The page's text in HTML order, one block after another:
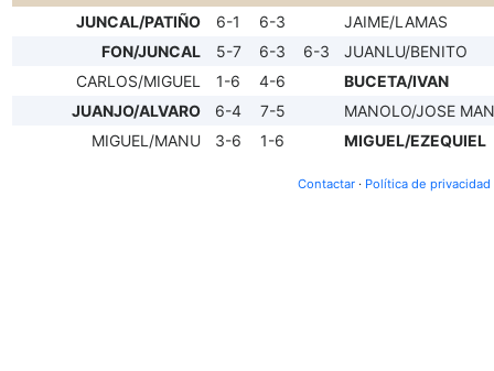
JUNCAL/PATIÑO
6-1 6-3
JAIME/LAMAS
FON/JUNCAL
5-7 6-3 6-3
JUANLU/BENITO
CARLOS/MIGUEL
1-6 4-6
BUCETA/IVAN
JUANJO/ALVARO
6-4 7-5
MANOLO/JOSE
MIGUEL/MANU
3-6 1-6 MIGUEL/EZEQUIEL
Contactar · Política de privacidad